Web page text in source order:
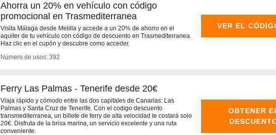
Ahorra un 20% en vehículo con código
promocional en Trasmediterranea
Visita Málaga desde Melilla y accede a un 20% de ahorro en el
aquiler de tu vehículo con código de descuento en Trasmediterranea.
Haz clic en el cupón y descubre como acceder.
Número de usos: 392
VER EL
Ferry Las Palmas - Tenerife desde 20€
Viaja rápido y cómodo entre las dos capitales de Canarias: Las
Palmas y Santa Cruz de Tenerife. Con el codigo descuento
transmediterranea, un billete de ferry de alta velocidad te costará solo
20€. Disfruta de la brisa marina, un servicio excelente y una ruta
conveniente.
OBTENER